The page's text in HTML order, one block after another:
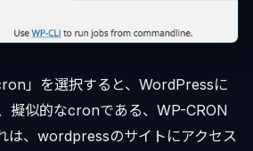
」を選択すると、WordPressに
擬似的なcronである、WP-CRON
は、wordpressのサイトにアクセス